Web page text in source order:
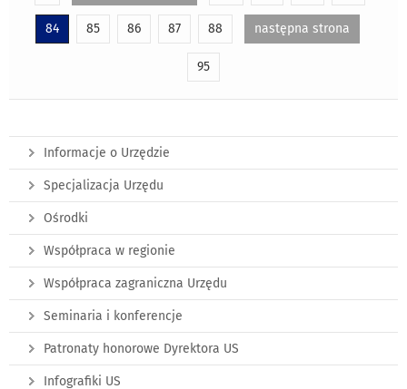
84 85 86 87 88 następna strona
95
Informacje o Urzędzie
Specjalizacja Urzędu
Ośrodki
Współpraca w regionie
Współpraca zagraniczna Urzędu
Seminaria i konferencje
Patronaty honorowe Dyrektora US
Infografiki US